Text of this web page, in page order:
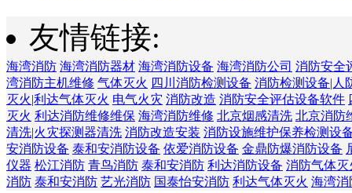
友情链接:
海湾消防 海湾消防器材 海湾消防设备 海湾消防公司 消防安全
湾消防主机维修 气体灭火 四川消防检测设备 消防检测设备|人
灭火|利达气体灭火 电气火灾 消防改造 消防安全评估设备软件
灭火 利达消防维修维保 海湾消防维修 北京烟感清洗 北京消防
清洗|火灾探测器清洗 消防改造安装 消防设施维护保养检测设
安消防设备 泰和安消防设备 依爱消防设备 金鼎防爆消防设备
仪器 松江消防 青鸟消防 泰和安消防 利达消防设备 消防气体灭
消防 泰和安消防 艺光消防 国泰怡安消防 利达气体灭火 海湾消